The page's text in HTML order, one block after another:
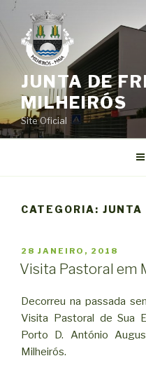
Saltar
o
conteúdo
JUNTA DE
MILHEIRÓS
Site Oficial
CATEGORIA: JUNTA
PUBLICADO
EM
28 JANEIRO, 2018
Visita Pastoral em
Decorreu na passada
Visita Pastoral de Sua
Porto D. António
Milheirós.